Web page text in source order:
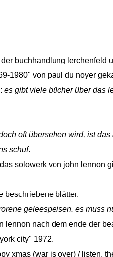
buchhandlung lerchenfeld
1980" von paul du noyer
es gibt viele bücher über das
oft übersehen wird, ist
schuf.
solowerk von john lennon
beschriebene blätter.
geleespeisen. es muss
lennon nach dem ende der
city" 1972.
xmas (war is over) / listen,